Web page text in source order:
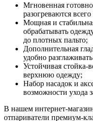
Мгновенная
разогреваются
Мощная и
обрабатывать
до плотных пальто;
Дополнительная
удобно
Устойчивая стойка-
верхнюю одежду;
Набор насадок и
возможности ухода
В нашем интернет-
отпариватели премиум-